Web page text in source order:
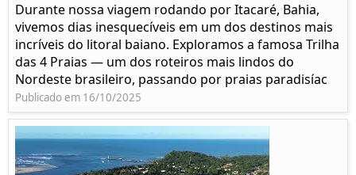
Durante nossa viagem rodando por Itacaré, Bahia,
vivemos dias inesquecíveis em um dos destinos mais
incríveis do litoral baiano. Exploramos a famosa Trilha
das 4 Praias — um dos roteiros mais lindos do
Nordeste brasileiro, passando por praias paradisíac
Publicado em 16/10/2025